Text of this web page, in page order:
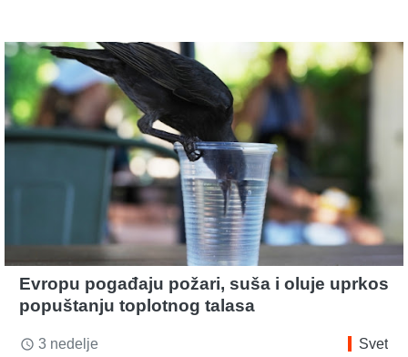
Evropu pogađaju požari, suša i oluje uprkos
popuštanju toplotnog talasa
access_time 3 nedelje Svet